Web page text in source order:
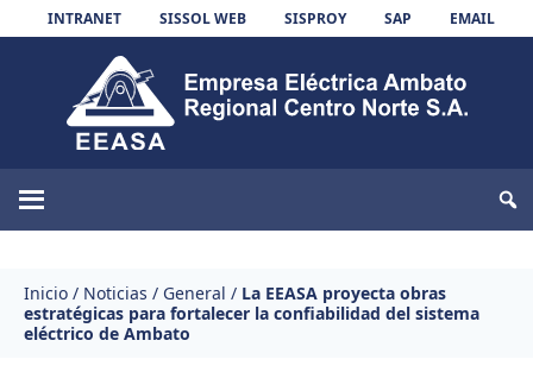
Skip to content
INTRANET SISSOL WEB SISPROY SAP EMAIL
EEASA
Inicio / Noticias / General / La EEASA proyecta obras
estratégicas para fortalecer la confiabilidad del sistema
eléctrico de Ambato